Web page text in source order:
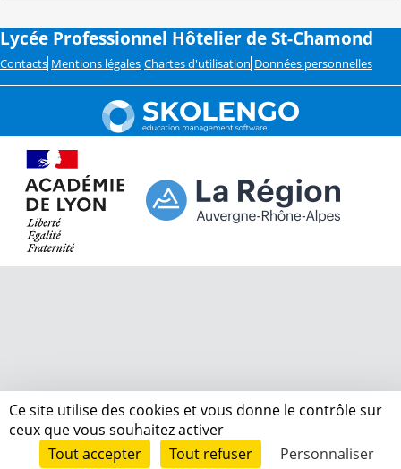
Lycée Professionnel Hôtelier de St-Chamond
Contacts Mentions légales Chartes d'utilisation Données personnelles
Ce site utilise des cookies et vous donne le contrôle sur
ceux que vous souhaitez activer
Tout accepter
Tout refuser Personnaliser